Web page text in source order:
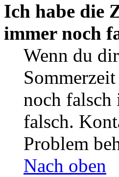
Ich habe die
immer noch
Wenn du
noch falsch
falsch.
Problem
Nach oben